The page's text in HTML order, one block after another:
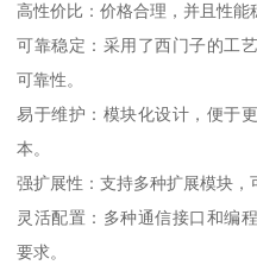
高性价比：价格合理，并且性能
可靠稳定：采用了西门子的工
可靠性。
易于维护：模块化设计，便于
本。
强扩展性：支持多种扩展模块，
灵活配置：多种通信接口和编
要求。